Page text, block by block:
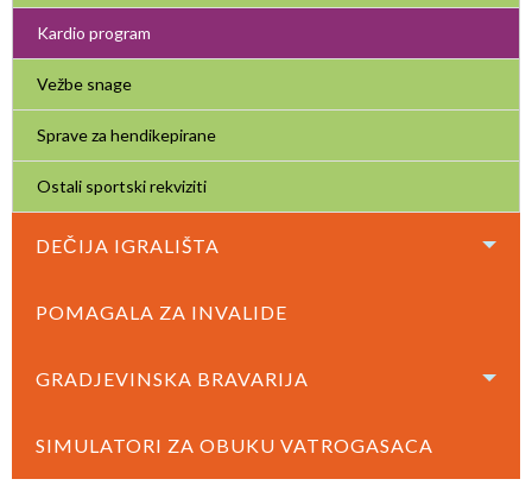
Kardio program
Vežbe snage
Sprave za hendikepirane
Ostali sportski rekviziti
DEČIJA IGRALIŠTA
POMAGALA ZA INVALIDE
GRADJEVINSKA BRAVARIJA
SIMULATORI ZA OBUKU VATROGASACA